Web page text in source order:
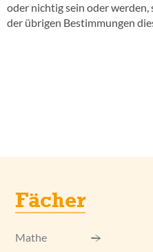
oder nichtig sein oder
der übrigen Bestimmungen
Fächer
Mathe